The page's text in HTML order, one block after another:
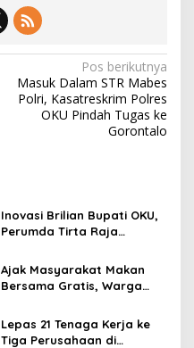
Pos berikutnya
Masuk Dalam STR Mabes
Polri, Kasatreskrim Polres
OKU Pindah Tugas ke
Gorontalo
Inovasi Brilian Bupati OKU,
Perumda Tirta Raja
Mobile Water Purifier
Ajak Masyarakat Makan
Bersama Gratis, Warga
OKU
Lepas 21 Tenaga Kerja ke
Tiga Perusahaan di